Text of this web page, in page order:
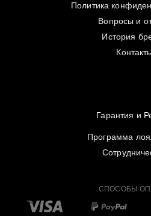
Политика
Вопросы и
История
Гарантия и
Программа
СПОСОБЫ